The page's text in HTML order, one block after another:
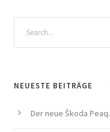
NEUESTE BEITRÄGE
Der neue Škoda Peaq.